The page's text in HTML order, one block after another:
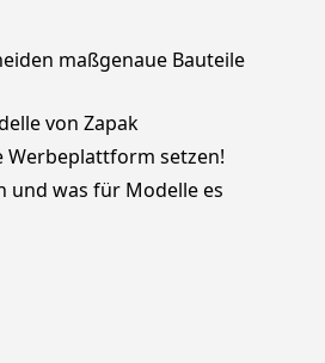
maßgenaue Bauteile
von Zapak
Werbeplattform setzen!
und was für Modelle es